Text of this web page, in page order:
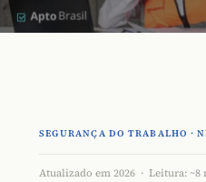
SEGURANÇA DO TRABALHO ·
Atualizado em 2026 · Leitura: ~8